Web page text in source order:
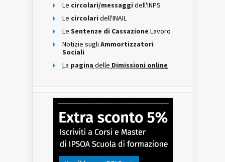
Le circolari/messaggi dell'INPS
Le circolari dell'INAIL
Le Sentenze di Cassazione Lavoro
Notizie sugli Ammortizzatori
Sociali
La pagina delle Dimissioni online